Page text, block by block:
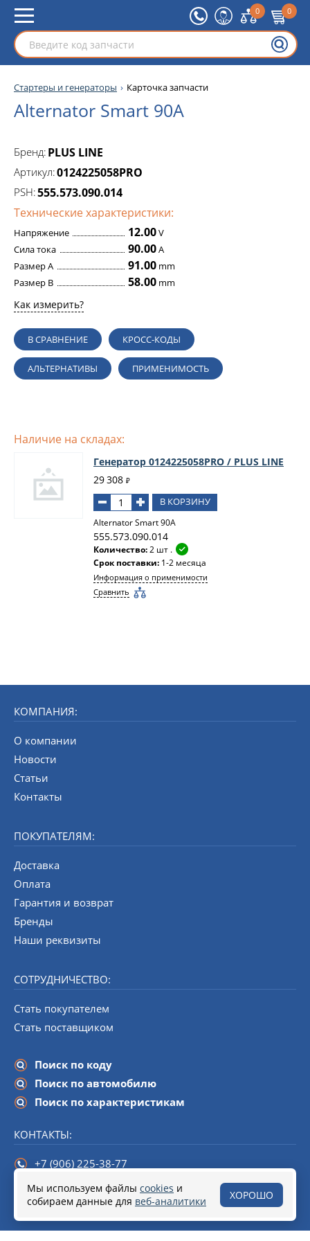
0 0
Стартеры и генераторы Карточка запчасти
Alternator Smart 90A
Бренд: PLUS LINE
Артикул:0124225058PRO
PSH:555.573.090.014
Технические характеристики:
Напряжение 12.00V
Сила тока
90.00A
Размер A
91.00 mm
Размер B
58.00 mm
Как измерить?
В СРАВНЕНИЕ КРОСС-КОДЫ
АЛЬТЕРНАТИВЫ ПРИМЕНИМОСТЬ
Наличие на складах:
Генератор 0124225058PRO / PLUS LINE
29 308 ₽
В КОРЗИНУ
Alternator Smart 90A
555.573.090.014
Количество:2 шт .
Срок поставки: 1-2 месяца
Информация о применимости
Сравнить
СОТРУДНИЧЕСТВО:
Стать покупателем
Стать поставщиком
Поиск по коду
Поиск по автомобилю
Поиск по характеристикам
КОМПАНИЯ:
О компании
Новости
Статьи
Контакты
ПОКУПАТЕЛЯМ:
Доставка
Оплата
Гарантия и возврат
Бренды
Наши реквизиты
КОНТАКТЫ:
+7 (906) 225-38-77
info@startline-spb.ru
190020,Санкт-Петербург, набережная Обводного канала,
Мы используем файлы cookies и
собираем данные для веб-аналитики ХОРОШО